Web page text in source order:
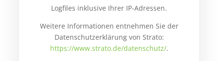
Logfiles inklusive Ihrer IP-Adressen.
Weitere Informationen entnehmen Sie der
Datenschutzerklärung von Strato:
https://www.strato.de/datenschutz/.